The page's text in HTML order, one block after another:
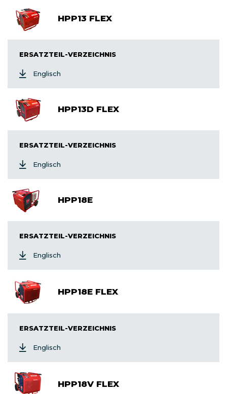
HPP13 FLEX
ERSATZTEIL-VERZEICHNIS
Englisch
HPP13D FLEX
ERSATZTEIL-VERZEICHNIS
Englisch
HPP18E
ERSATZTEIL-VERZEICHNIS
Englisch
HPP18E FLEX
ERSATZTEIL-VERZEICHNIS
Englisch
HPP18V FLEX